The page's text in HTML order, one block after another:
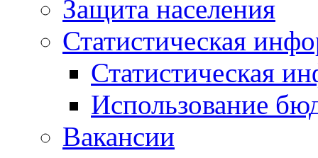
Защита населения
Статистическая
Статистическая
Использование
Вакансии